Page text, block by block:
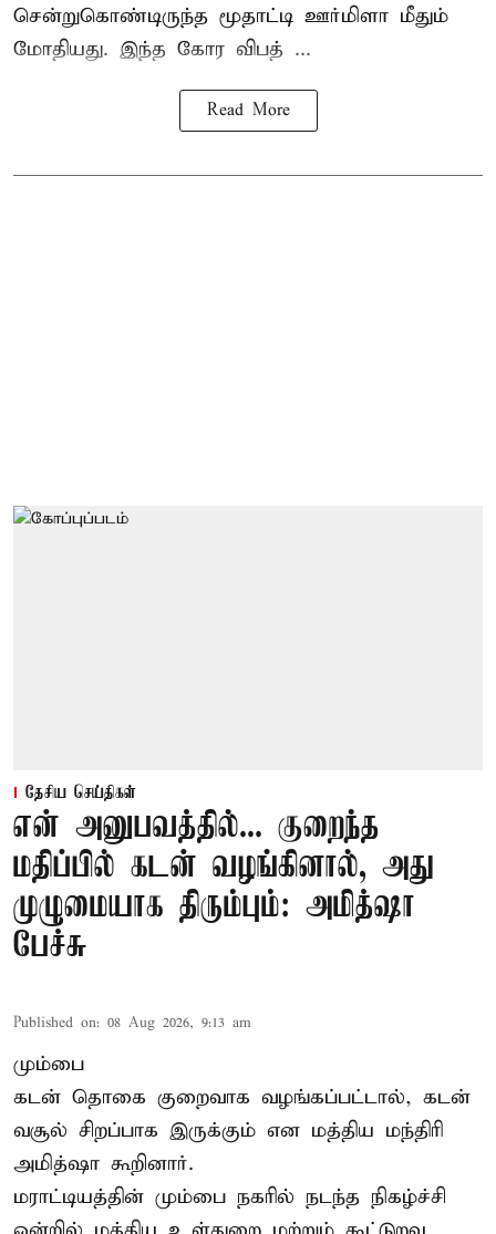
சென்றுகொண்டிருந்த மூதாட்டி ஊர்மிளா மீதும்
மோதியது. இந்த கோர விபத் ...
Read More
தேசிய செய்திகள்
என் அனுபவத்தில்... குறைந்த
மதிப்பில் கடன் வழங்கினால், அது
முழுமையாக திரும்பும்: அமித்ஷா
பேச்சு
Published on: 08 Aug 2026, 9:13 am
மும்பை
கடன் தொகை குறைவாக வழங்கப்பட்டால், கடன்
வசூல் சிறப்பாக இருக்கும் என மத்திய மந்திரி
அமித்ஷா கூறினார்.
மராட்டியத்தின் மும்பை நகரில் நடந்த நிகழ்ச்சி